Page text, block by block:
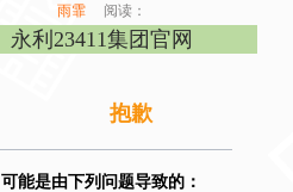
雨霏
阅读：
永利23411集团官网
抱歉
可能是由下列问题导致的：